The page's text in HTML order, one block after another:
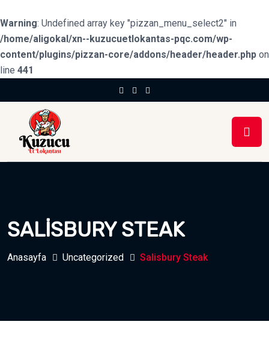
Warning: Undefined array key "pizzan_menu_select2" in
/home/aligokal/xn--kuzucuetlokantas-pqc.com/wp-
content/plugins/pizzan-core/addons/header/header.php on
line 441
SALISBURY STEAK
Anasayfa Uncategorized Salisbury Steak